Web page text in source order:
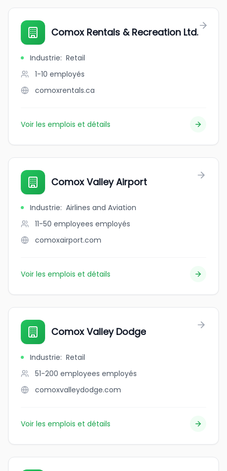
Comox Rentals & Recreation Ltd.
Industrie: Retail
1-10 employés
comoxrentals.ca
Voir les emplois et détails
Comox Valley Airport
Industrie: Airlines and Aviation
11-50 employees employés
comoxairport.com
Voir les emplois et détails
Comox Valley Dodge
Industrie: Retail
51-200 employees employés
comoxvalleydodge.com
Voir les emplois et détails